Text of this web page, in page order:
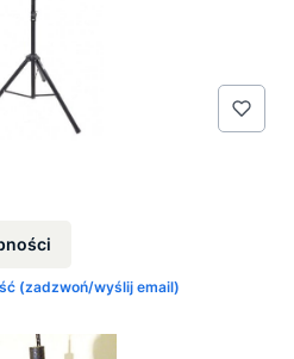
(zadzwoń/wyślij email)